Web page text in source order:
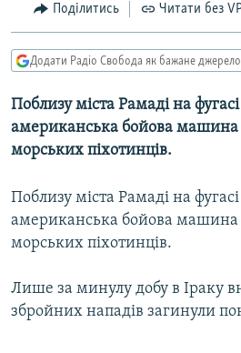
пошукуКУЛЬТУРА
СПОРТ
СВІТ
КРИМ.РЕАЛІЇ
ТИ ЯК?
КИТАЙ.ВИКЛИКИ
МУЛЬТИМЕДІА
СПЕЦПРОЄКТИ
ПОДКАСТИ
КРИМ РЕАЛІЇ
РУС
Поділитись Читати без
Додати Радіо Свобода як бажане
Поблизу міста Рамаді на фугасі
американська бойова машина
морських піхотинців.
Поблизу міста Рамаді на фугасі
американська бойова машина
морських піхотинців.
Лише за минулу добу в Іраку
збройних нападів загинули